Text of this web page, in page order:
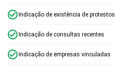
Indicação de existência de protestos
Indicação de consultas recentes
Indicação de empresas vinculadas